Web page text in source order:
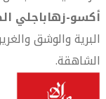
أكسو-زهاباجلي
البرية والوشق
الشاهقة.